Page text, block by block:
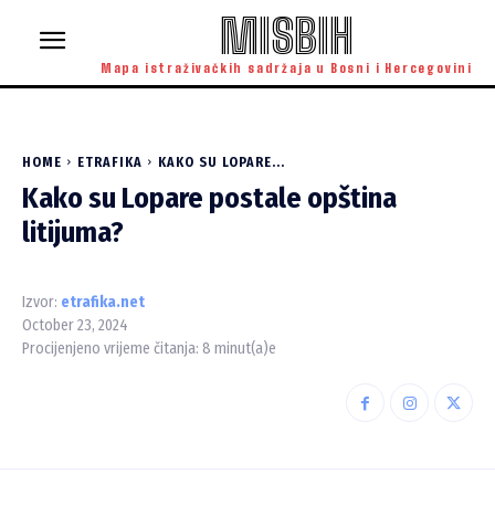
MISBIH
Mapa istraživačkih sadržaja u Bosni i Hercegovini
HOME ETRAFIKA KAKO SU LOPARE...
Kako su Lopare postale opština
litijuma?
Izvor: etrafika.net
October 23, 2024
Procijenjeno vrijeme čitanja: 8 minut(a)e